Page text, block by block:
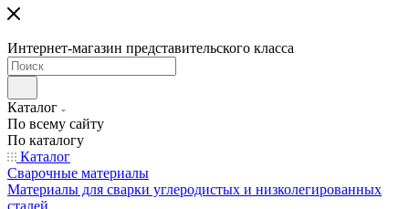
Интернет-магазин представительского класса
Каталог
По всему сайту
По каталогу
Каталог
Сварочные материалы
Материалы для сварки углеродистых и низколегированных
сталей